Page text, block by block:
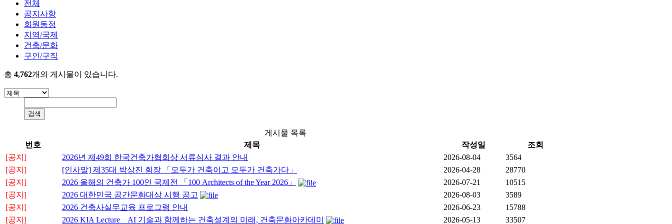
전체
공지사항
회원동정
지역/국제
건축/문화
구인/구직
총 4,762개의 게시물이 있습니다.
게시물 목록
번호
제목 작성일
조회
[공지]
2026년 제49회 한국건축가협회상 서류심사 결과 안내 2026-08-04
3564
[공지]
[인사말] 제35대 박상진 회장 「모두가 건축이고 모두가 건축가다」 2026-04-28
28770
[공지]
2026 올해의 건축가 100인 국제전 「100 Architects of the Year 2026」 2026-07-21
10515
[공지]
2026 대한민국 공간문화대상 시행 공고 2026-08-03
3589
[공지]
2026 건축사실무교육 프로그램 안내 2026-06-23
15788
[공지]
2026 KIA Lecture _ AI 기술과 함께하는 건축설계의 미래, 건축문화아카데미 2026-05-13 33507